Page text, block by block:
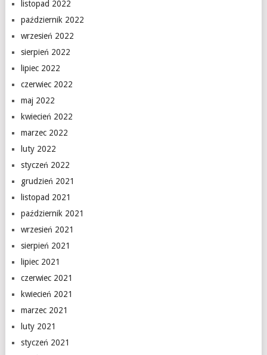
listopad 2022
październik 2022
wrzesień 2022
sierpień 2022
lipiec 2022
czerwiec 2022
maj 2022
kwiecień 2022
marzec 2022
luty 2022
styczeń 2022
grudzień 2021
listopad 2021
październik 2021
wrzesień 2021
sierpień 2021
lipiec 2021
czerwiec 2021
kwiecień 2021
marzec 2021
luty 2021
styczeń 2021